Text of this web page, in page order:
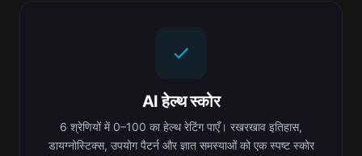
AI हेल्थ स्कोर
6 श्रेणियों में 0–100 का हेल्थ रेटिंग पाएँ। रखरखाव इतिहास,
डायग्नोस्टिक्स, उपयोग पैटर्न और ज्ञात समस्याओं को एक स्पष्ट स्कोर